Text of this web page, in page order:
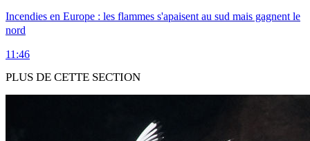
Incendies en Europe : les flammes s'apaisent au sud mais gagnent le
nord
11:46
PLUS DE CETTE SECTION